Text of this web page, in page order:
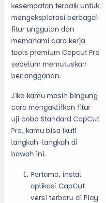
kesempatan terbaik untuk
mengeksplorasi berbagai
fitur unggulan dan
memahami cara kerja
tools premium Capcut Pro
sebelum memutuskan
berlangganan.
Jika kamu masih bingung
cara mengaktifkan fitur
uji coba Standard CapCut
Pro, kamu bisa ikuti
langkah-langkah di
bawah ini.
Pertama, instal
aplikasi CapCut
versi terbaru di Play